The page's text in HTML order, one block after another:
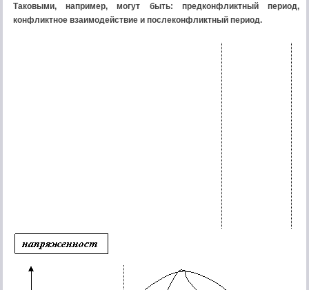
Таковыми, например, могут быть: предконфликтный период,
конфликтное взаимодействие и послеконфликтный период.